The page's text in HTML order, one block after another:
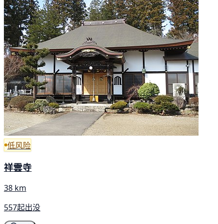
低风险
祥雲寺
38 km
557起出没